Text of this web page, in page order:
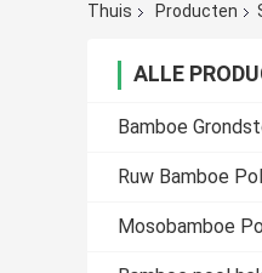
Thuis Producten
ALLE
Bamboe
Ruw Bamboe
Mosobamboe